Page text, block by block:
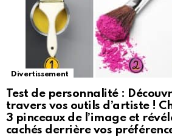
Divertissement
Test de personnalité :
travers vos outils d’artiste !
3 pinceaux de l’image et
cachés derrière vos